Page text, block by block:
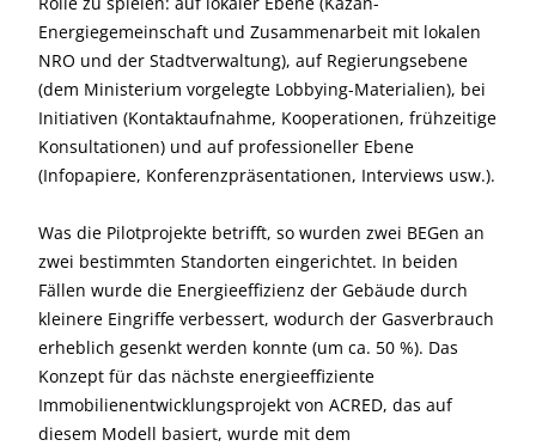
Energiegemeinschaft und Zusammenarbeit mit lokalen
NRO und der Stadtverwaltung), auf Regierungsebene
(dem Ministerium vorgelegte Lobbying-Materialien), bei
Initiativen (Kontaktaufnahme, Kooperationen, frühzeitige
Konsultationen) und auf professioneller Ebene
(Infopapiere, Konferenzpräsentationen, Interviews usw.).
Was die Pilotprojekte betrifft, so wurden zwei BEGen an
zwei bestimmten Standorten eingerichtet. In beiden
Fällen wurde die Energieeffizienz der Gebäude durch
kleinere Eingriffe verbessert, wodurch der Gasverbrauch
erheblich gesenkt werden konnte (um ca. 50 %). Das
Konzept für das nächste energieeffiziente
Immobilienentwicklungsprojekt von ACRED, das auf
diesem Modell basiert, wurde mit dem